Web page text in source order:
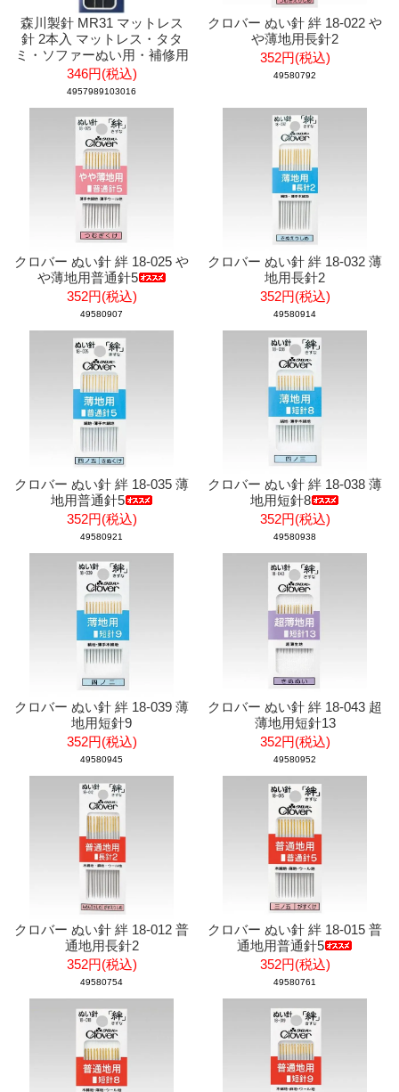
森川製針 MR31 マットレス
針 2本入 マットレス・タタ
ミ・ソファーぬい用・補修用
346円(税込)
4957989103016
クロバー ぬい針 絆 18-022 や
や薄地用長針2
352円(税込)
49580792
クロバー ぬい針 絆 18-025 や
や薄地用普通針5
352円(税込)
49580907
クロバー ぬい針 絆 18-032 薄
地用長針2
352円(税込)
49580914
クロバー ぬい針 絆 18-035 薄
地用普通針5
352円(税込)
49580921
クロバー ぬい針 絆 18-038 薄
地用短針8
352円(税込)
49580938
クロバー ぬい針 絆 18-039 薄
地用短針9
352円(税込)
49580945
クロバー ぬい針 絆 18-043 超
薄地用短針13
352円(税込)
49580952
クロバー ぬい針 絆 18-012 普
通地用長針2
352円(税込)
49580754
クロバー ぬい針 絆 18-015 普
通地用普通針5
352円(税込)
49580761